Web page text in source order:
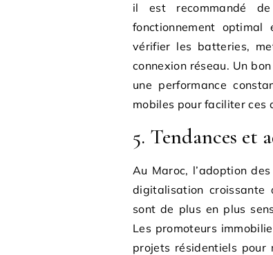
il est recommandé
fonctionnement optimal
vérifier les batteries,
connexion réseau. Un
une performance
mobiles pour faciliter ces
5. Tendances et
Au Maroc, l’adoption
digitalisation croissante
sont de plus en plus
Les promoteurs
projets résidentiels pour